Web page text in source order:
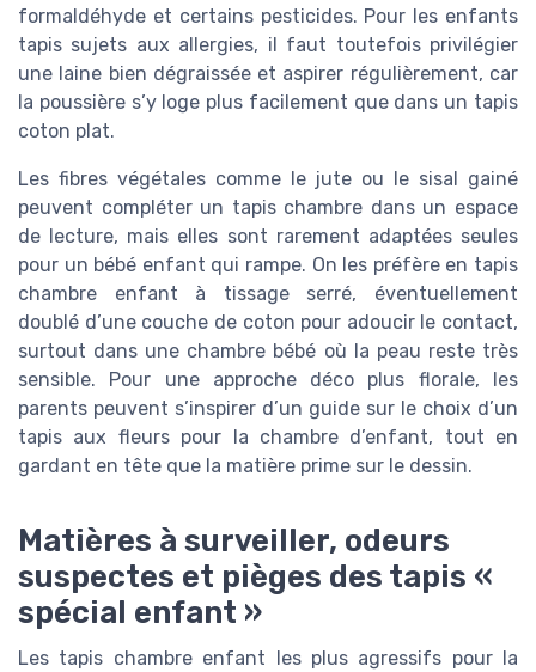
formaldéhyde et certains pesticides. Pour les enfants
tapis sujets aux allergies, il faut toutefois privilégier
une laine bien dégraissée et aspirer régulièrement, car
la poussière s’y loge plus facilement que dans un tapis
coton plat.
Les fibres végétales comme le jute ou le sisal gainé
peuvent compléter un tapis chambre dans un espace
de lecture, mais elles sont rarement adaptées seules
pour un bébé enfant qui rampe. On les préfère en tapis
chambre enfant à tissage serré, éventuellement
doublé d’une couche de coton pour adoucir le contact,
surtout dans une chambre bébé où la peau reste très
sensible. Pour une approche déco plus florale, les
parents peuvent s’inspirer d’un guide sur le choix d’un
tapis aux fleurs pour la chambre d’enfant, tout en
gardant en tête que la matière prime sur le dessin.
Matières à surveiller, odeurs
suspectes et pièges des tapis «
spécial enfant »
Les tapis chambre enfant les plus agressifs pour la